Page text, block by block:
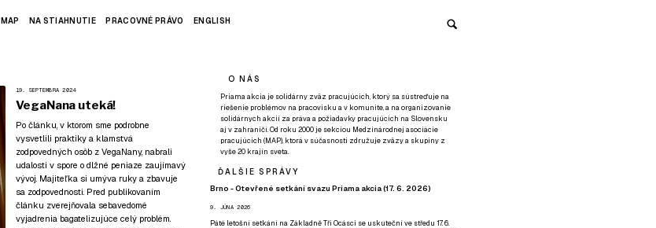
MAP NA STIAHNUTIE PRACOVNÉ PRÁVO ENGLISH
19. SEPTEMBRA 2024
VegaNana uteká!
Po článku, v ktorom sme podrobne
vysvetlili praktiky a klamstvá
zodpovedných osôb z VegaNany, nabrali
udalosti v spore o dlžné peniaze zaujímavý
vývoj. Majiteľka si umýva ruky a zbavuje
sa zodpovednosti. Pred publikovaním
článku zverejňovala sebavedomé
vyjadrenia bagatelizujúce celý problém.
O NÁS
Priama akcia je solidárny zväz pracujúcich, ktorý sa sústreďuje na
riešenie problémov na pracovisku a v komunite, a na organizovanie
solidárnych akcií za práva a požiadavky pracujúcich na Slovensku
aj v zahraničí. Od roku 2000 je sekciou Medzinárodnej asociácie
pracujúcich (MAP), ktorá v súčasnosti združuje zväzy a skupiny z
vyše 20 krajín sveta.
ĎALŠIE SPRÁVY
Brno - Otevřené setkání svazu Priama akcia (17. 6. 2026)
9. JÚNA 2026
Páté letošní setkání na Základně Tři Ocásci se uskuteční ve středu 17. 6.